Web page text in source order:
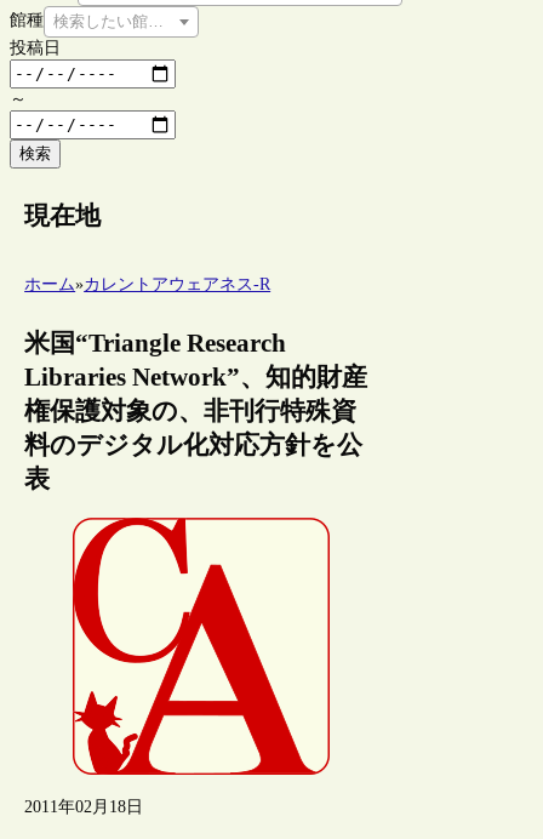
館種 検索したい館種を選択してください
投稿日
～
検索
現在地
ホーム»カレントアウェアネス-R
米国“Triangle Research
Libraries Network”、知的財産
権保護対象の、非刊行特殊資
料のデジタル化対応方針を公
表
2011年02月18日